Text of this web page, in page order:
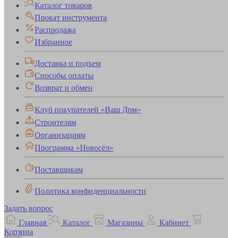
Каталог товаров
Прокат инструмента
Распродажа
Избранное
Доставка и подъем
Способы оплаты
Возврат и обмен
Клуб покупателей «Ваш Дом»
Строителям
Организациям
Программа «Новосёл»
Поставщикам
Политика конфиденциальности
Задать вопрос
Главная
Каталог Магазины
Кабинет
Корзина